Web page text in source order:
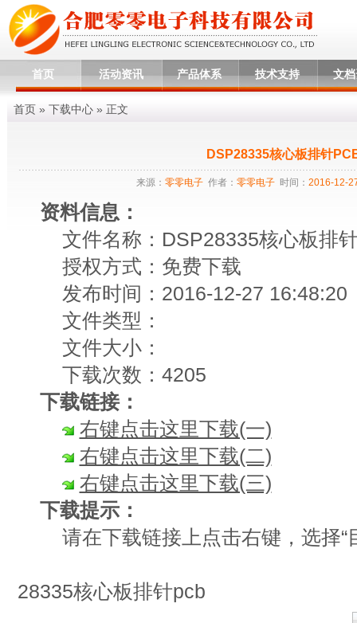
首页 活动资讯 产品体系 技术支持 文
首页 » 下载中心 » 正文
DSP28335核心板排针
来源： 零零电子 作者： 零零电子 时间： 2016-12-
资料信息：
文件名称：DSP28335核心板排
授权方式：免费下载
发布时间：2016-12-27 16:48:20
文件类型：
文件大小：
下载次数：4205
下载链接：
右键点击这里下载(一)
右键点击这里下载(二)
右键点击这里下载(三)
下载提示：
请在下载链接上点击右键，选择“
28335核心板排针pcb